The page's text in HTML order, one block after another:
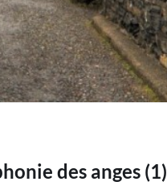
des anges (1)